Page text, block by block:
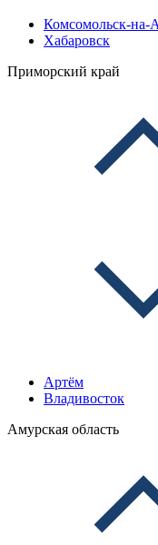
Комсомольск-на-
Хабаровск
Приморский край
Артём
Владивосток
Амурская область